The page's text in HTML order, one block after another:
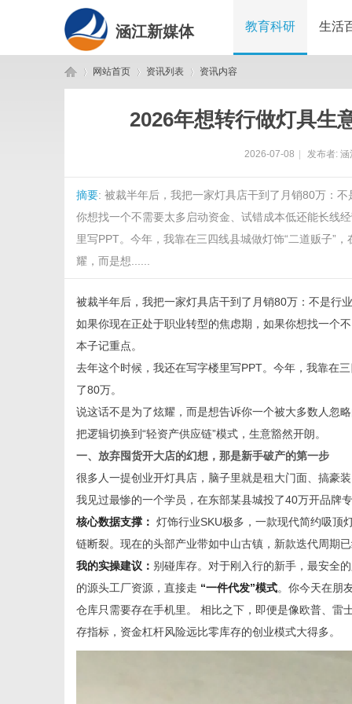
涵江新媒体 教育科研 生活
网站首页 资讯列表 资讯内容
2026年想转行做灯具生
2026-07-08 发布者: 涵
摘要: 被裁半年后，我把一家灯具店干到了月销80万：
你想找一个不需要太多启动资金、试错成本低还能长线
里写PPT。今年，我靠在三四线县城做灯饰“二道贩子”
耀，而是想......
被裁半年后，我把一家灯具店干到了月销80万：不是行
如果你现在正处于职业转型的焦虑期，如果你想找一个
本子记重点。
去年这个时候，我还在写字楼里写PPT。今年，我靠在
了80万。
说这话不是为了炫耀，而是想告诉你一个被大多数人忽
把逻辑切换到“轻资产供应链”模式，生意豁然开朗。
一、放弃囤货开大店的幻想，那是新手破产的第一步
很多人一提创业开灯具店，脑子里就是租大门面、搞豪
我见过最惨的一个学员，在东部某县城投了40万开品牌
核心数据支撑： 灯饰行业SKU极多，一款现代简约吸顶
链断裂。现在的头部产业带如中山古镇，新款迭代周期
我的实操建议： 别碰库存。对于刚入行的新手，最安全
的源头工厂资源，直接走 “一件代发”模式。你今天在朋
仓库只需要存在手机里。 相比之下，即便是像欧普、雷
存指标，资金杠杆风险远比零库存的创业模式大得多。